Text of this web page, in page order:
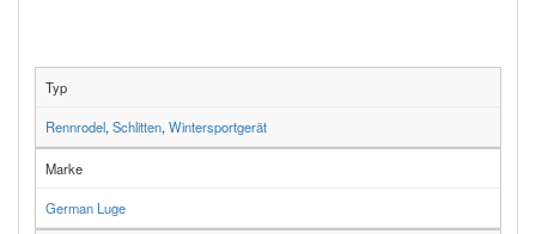
Typ
Rennrodel, Schlitten, Wintersportgerät
Marke
German Luge